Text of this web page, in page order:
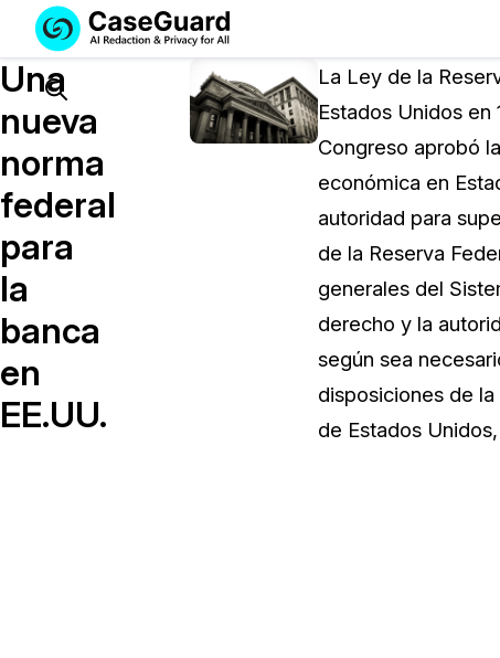
Servicios
SUSCRÍBASE
A
CASEGUARD
STUDIO
Licencia de CaseGuard Studio
Soluciones
Search
Una
nueva
norma
federal
para
la
banca
en
EE.UU.
La Ley de la
Estados Unidos en
Congreso aprobó
económica en
autoridad para
de la Reserva
generales del
derecho y la
según sea
disposiciones de
de Estados